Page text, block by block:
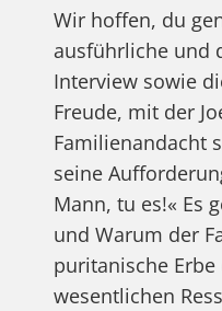
Wir hoffen, du
ausführliche und
Interview sowie
Freude, mit der
Familienandacht
seine
Mann, tu es!« Es
und Warum der
puritanische
wesentlichen